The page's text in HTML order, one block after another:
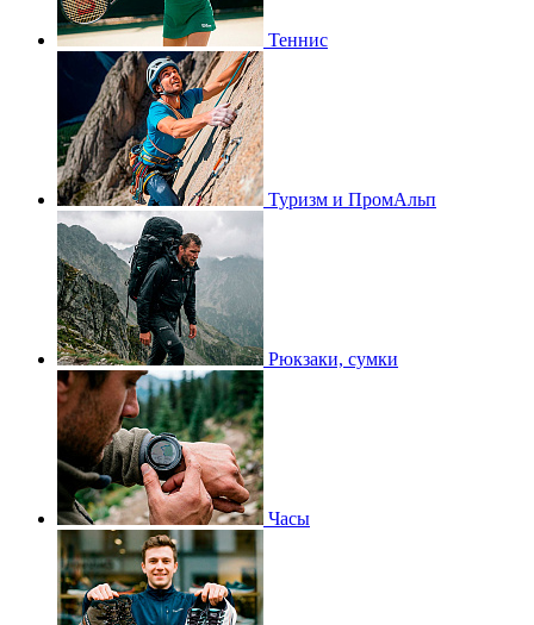
Теннис
Туризм и ПромАльп
Рюкзаки, сумки
Часы